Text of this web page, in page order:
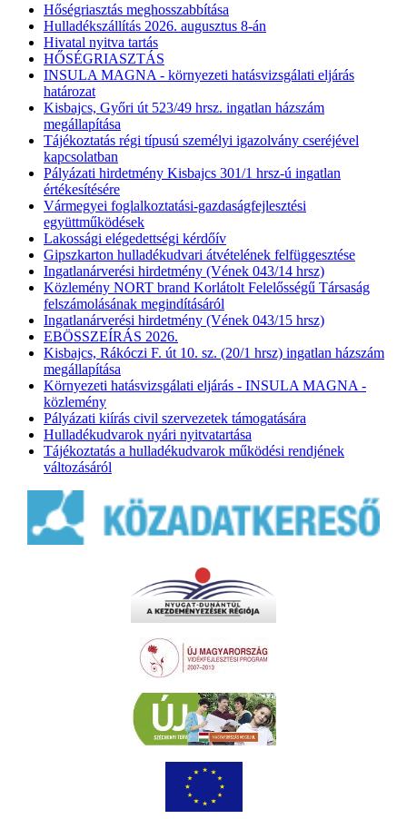
Hőségriasztás meghosszabbítása
Hulladékszállítás 2026. augusztus 8-án
Hivatal nyitva tartás
HŐSÉGRIASZTÁS
INSULA MAGNA - környezeti hatásvizsgálati eljárás
határozat
Kisbajcs, Győri út 523/49 hrsz. ingatlan házszám
megállapítása
Tájékoztatás régi típusú személyi igazolvány cseréjével
kapcsolatban
Pályázati hirdetmény Kisbajcs 301/1 hrsz-ú ingatlan
értékesítésére
Vármegyei foglalkoztatási-gazdaságfejlesztési
együttműködések
Lakossági elégedettségi kérdőív
Gipszkarton hulladékudvari átvételének felfüggesztése
Ingatlanárverési hirdetmény (Vének 043/14 hrsz)
Közlemény NORT brand Korlátolt Felelősségű Társaság
felszámolásának megindításáról
Ingatlanárverési hirdetmény (Vének 043/15 hrsz)
EBÖSSZEÍRÁS 2026.
Kisbajcs, Rákóczi F. út 10. sz. (20/1 hrsz) ingatlan házszám
megállapítása
Környezeti hatásvizsgálati eljárás - INSULA MAGNA -
közlemény
Pályázati kiírás civil szervezetek támogatására
Hulladékudvarok nyári nyitvatartása
Tájékoztatás a hulladékudvarok működési rendjének
változásáról